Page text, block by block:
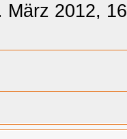
März 2012,